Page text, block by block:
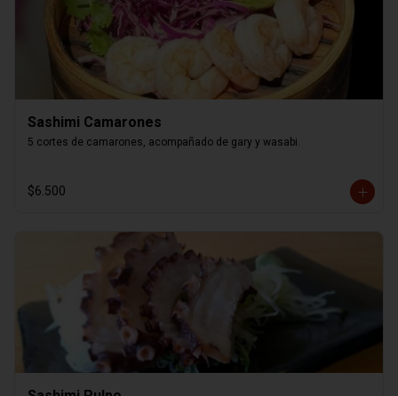
Sashimi Camarones
5 cortes de camarones, acompañado de gary y wasabi.
$6.500